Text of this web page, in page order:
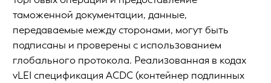
таможенной документации, данные,
передаваемые между сторонами, могут быть
подписаны и проверены с использованием
глобального протокола. Реализованная в кодах
vLEI спецификация ACDC (контейнер подлинных